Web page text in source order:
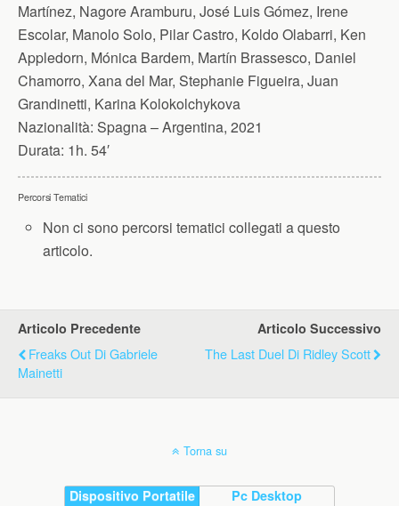
Martínez, Nagore Aramburu, José Luis Gómez, Irene
Escolar, Manolo Solo, Pilar Castro, Koldo Olabarri, Ken
Appledorn, Mónica Bardem, Martín Brassesco, Daniel
Chamorro, Xana del Mar, Stephanie Figueira, Juan
Grandinetti, Karina Kolokolchykova
Nazionalità: Spagna – Argentina, 2021
Durata: 1h. 54′
Percorsi Tematici
Non ci sono percorsi tematici collegati a questo
articolo.
Articolo Precedente
Freaks Out Di Gabriele
Mainetti
Articolo Successivo
The Last Duel Di Ridley Scott
Torna su
Dispositivo Portatile Pc Desktop